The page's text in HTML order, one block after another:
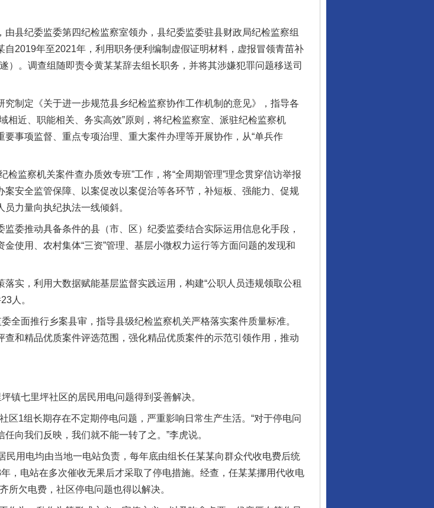
纪委监委第四纪检监察室领办，县纪委监委驻县财政局纪检监察组
2019年至2021年，利用职务便利编制虚假证明材料，虚报冒领青苗补
）。调查组随即责令黄某某辞去组长职务，并将其涉嫌犯罪问题移送司
定《关于进一步规范县乡纪检监察协作工作机制的意见》，指导各
相近、职能相关、务实高效”原则，将纪检监察室、派驻纪检监察机
事项监督、重点专项治理、重大案件办理等开展协作，从“单兵作
监察机关案件查办质效专班”工作，将“全周期管理”理念贯穿信访举报
安全监管保障、以案促改以案促治等各环节，补短板、强能力、促规
力量向执纪执法一线倾斜。
推动具备条件的县（市、区）纪委监委结合实际运用信息化手段，
使用、农村集体“三资”管理、基层小微权力运行等方面问题的发现和
，利用大数据赋能基层监督实践运用，构建“公职人员违规领取公租
人。
面推行乡案县审，指导县级纪检监察机关严格落实案件质量标准。
和精品优质案件评选范围，强化精品优质案件的示范引领作用，推动
七里坪社区的居民用电问题得到妥善解决。
1组长期存在不定期停电问题，严重影响日常生产生活。“对于停电问
向我们反映，我们就不能一转了之。”李虎说。
用电均由当地一电站负责，每年底由组长任某某向群众代收电费后统
，电站在多次催收无果后才采取了停电措施。经查，任某某挪用代收电
所欠电费，社区停电问题也得以解决。